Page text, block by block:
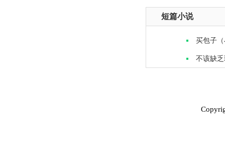
短篇小说
买包子
不该缺